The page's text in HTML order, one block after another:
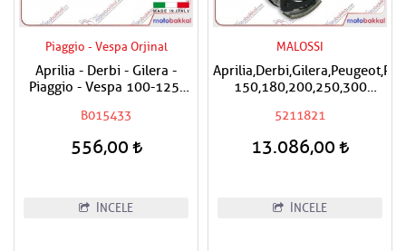
Piaggio - Vespa Orjinal
Aprilia - Derbi - Gilera -
Piaggio - Vespa 100-125-
500-800-850 Karter Tapası
B015433
556,00
İNCELE
MALOSSI
150,180,200,250,300
Debriyaj Balatası
5211821
13.086,00
İNCELE